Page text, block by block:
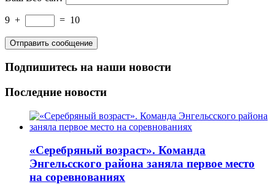
9 + = 10
Подпишитесь на наши новости
Последние новости
«Серебряный возраст». Команда
Энгельсского района заняла первое место
на соревнованиях